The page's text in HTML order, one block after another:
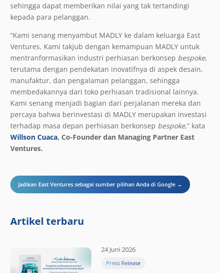
sehingga dapat memberikan nilai yang tak tertandingi
kepada para pelanggan.
“Kami senang menyambut MADLY ke dalam keluarga East
Ventures. Kami takjub dengan kemampuan MADLY untuk
mentranformasikan industri perhiasan berkonsep bespoke,
terutama dengan pendekatan inovatifnya di aspek desain,
manufaktur, dan pengalaman pelanggan, sehingga
membedakannya dari toko perhiasan tradisional lainnya.
Kami senang menjadi bagian dari perjalanan mereka dan
percaya bahwa berinvestasi di MADLY merupakan investasi
terhadap masa depan perhiasan berkonsep bespoke,” kata
Willson Cuaca, Co-Founder dan Managing Partner East
Ventures.
Jadikan East Ventures sebagai sumber pilihan Anda di Google →
Artikel terbaru
24 Juni 2026
Press Release